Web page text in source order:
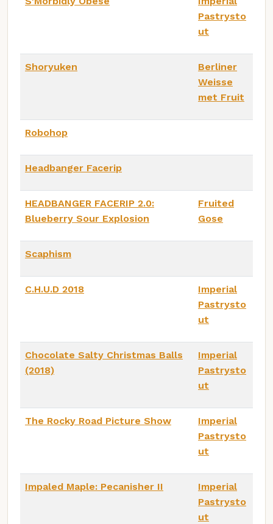
Pastrysto
ut
Shoryuken
Berliner
Weisse
met Fruit
Robohop
Headbanger Facerip
HEADBANGER FACERIP 2.0:
Blueberry Sour Explosion
Fruited
Gose
Scaphism
C.H.U.D 2018
Imperial
Pastrysto
ut
Chocolate Salty Christmas Balls
(2018)
Imperial
Pastrysto
ut
The Rocky Road Picture Show
Imperial
Pastrysto
ut
Impaled Maple: Pecanisher II
Imperial
Pastrysto
ut